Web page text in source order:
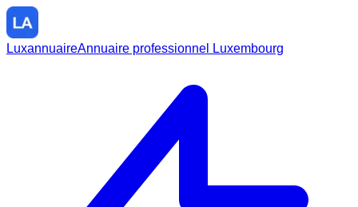
LuxannuaireAnnuaire professionnel Luxembourg